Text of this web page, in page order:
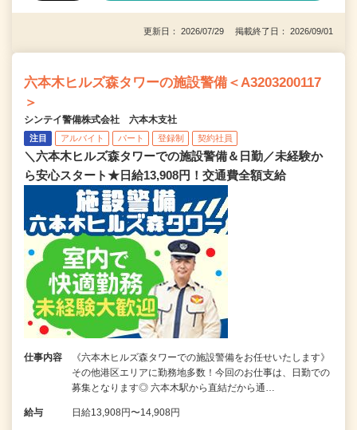
更新日： 2026/07/29 掲載終了日： 2026/09/01
六本木ヒルズ森タワーの施設警備＜A3203200117
＞
シンテイ警備株式会社 六本木支社
注目 アルバイト パート 登録制 契約社員
＼六本木ヒルズ森タワーでの施設警備＆日勤／未経験か
ら安心スタート★日給13,908円！交通費全額支給
仕事内容
《六本木ヒルズ森タワーでの施設警備をお任せいたします》
その他港区エリアに勤務地多数！今回のお仕事は、日勤での
募集となります◎ 六本木駅から直結だから通…
給与 日給13,908円〜14,908円